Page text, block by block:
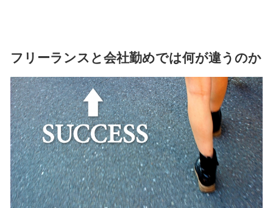
フリーランスと会社勤めでは何が違うのか